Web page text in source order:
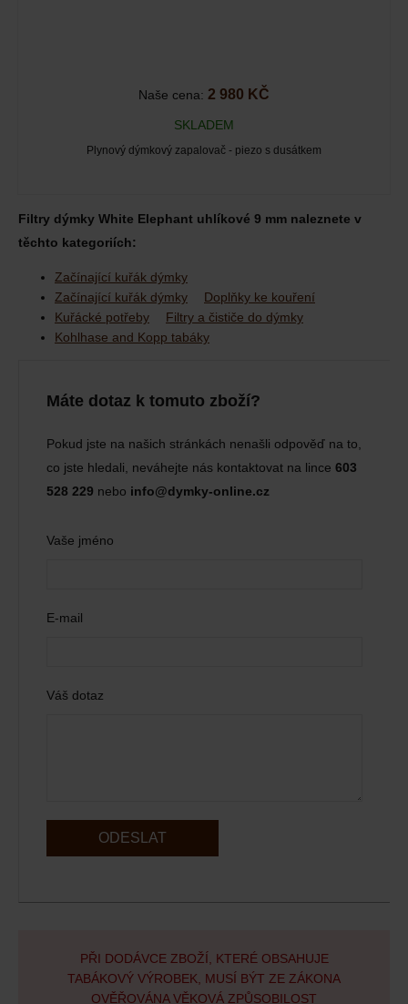
Naše cena: 2 980 KČ
SKLADEM
Plynový dýmkový zapalovač - piezo s dusátkem
Filtry dýmky White Elephant uhlíkové 9 mm naleznete v
těchto kategoriích:
Začínající kuřák dýmky
Začínající kuřák dýmky
Doplňky ke kouření
Kuřácké potřeby
Filtry a čističe do dýmky
Kohlhase and Kopp tabáky
Máte dotaz k tomuto zboží?
Pokud jste na našich stránkách nenašli odpověď na to,
co jste hledali, neváhejte nás kontaktovat na lince 603
528 229 nebo info@dymky-online.cz
Vaše jméno
E-mail
Váš dotaz
ODESLAT
PŘI DODÁVCE ZBOŽÍ, KTERÉ OBSAHUJE
TABÁKOVÝ VÝROBEK, MUSÍ BÝT ZE ZÁKONA
OVĚŘOVÁNA VĚKOVÁ ZPŮSOBILOST